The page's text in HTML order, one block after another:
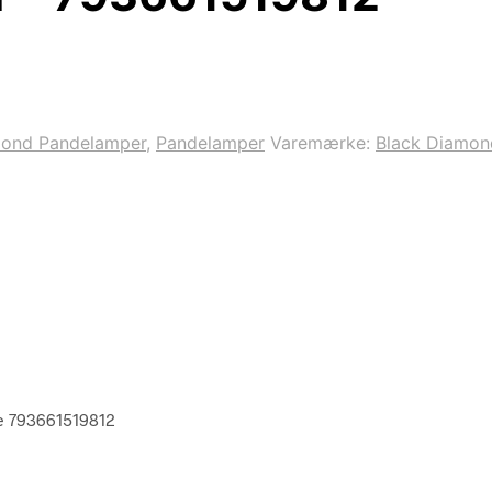
Pandelamper, Pandelamper Varemærke: Black